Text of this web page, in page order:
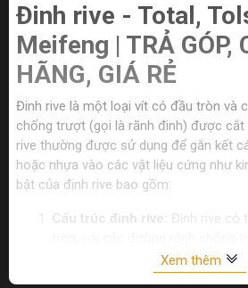
Đinh rive - Total,
Meifeng | TRẢ GÓP,
HÃNG, GIÁ RẺ
Đinh rive là một loại vít có đầu tròn và
chống trượt (gọi là rãnh đinh) được
rive thường được sử dụng để gắn kết
hoặc nhựa vào các vật liệu cứng như
bật của đinh rive bao gồm:
Cấu trúc đinh rive:
Đinh rive có
thân vít. Đường rãnh này giúp
bị tuột ra khi được gắn kết.
Xem thêm